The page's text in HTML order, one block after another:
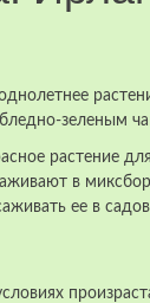
зеленым
растение
в
ее в